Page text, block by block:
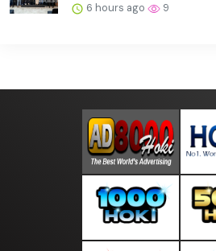
6 hours ago 9